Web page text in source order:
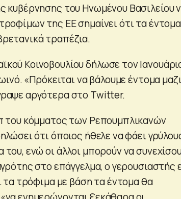
κυβέρνησης του Ηνωμένου Βασιλείου
της ΕΕ σημαίνει ότι τα
τραπέζια.
Κοινοβουλίου δήλωσε τον
«Πρόκειται να βάλουμε έντομα
αργότερα στο Twitter.
του κόμματος των Ρεπουμπλικανών
ότι όποιος ήθελε να φάει
ενώ οι άλλοι μπορούν να
στο επάγγελμα, ο γερουσιαστής
τα τρόφιμα με βάση τα έντομα θα